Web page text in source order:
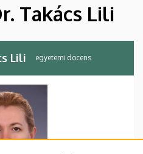
Takács Lili
Lili egyetemi docens